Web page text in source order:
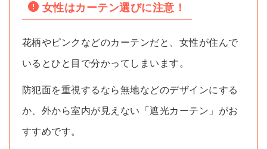
女性はカーテン選びに注意！
花柄やピンクなどのカーテンだと、女性が住んで
いるとひと目で分かってしまいます。
防犯面を重視するなら無地などのデザインにする
か、外から室内が見えない「遮光カーテン」がお
すすめです。